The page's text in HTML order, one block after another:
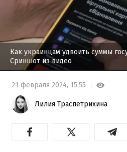
Как украинцам удвоить суммы
Сриншот из видео
21 февраля 2024, 15:55
Лилия Траспетрихина